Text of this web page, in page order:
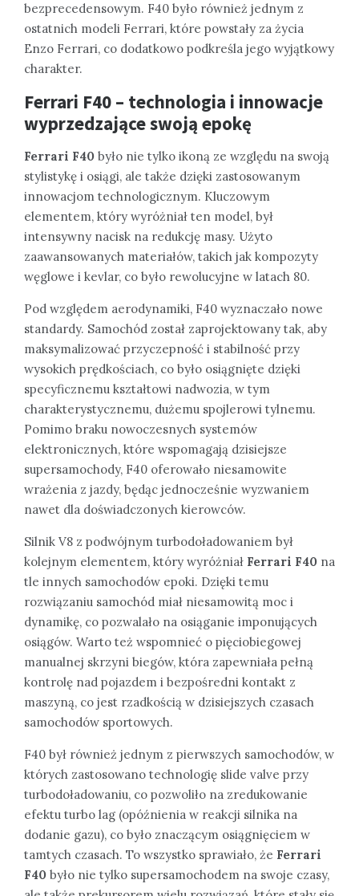
bezprecedensowym. F40 było również jednym z
ostatnich modeli Ferrari, które powstały za życia
Enzo Ferrari, co dodatkowo podkreśla jego wyjątkowy
charakter.
Ferrari F40 – technologia i innowacje
wyprzedzające swoją epokę
Ferrari F40 było nie tylko ikoną ze względu na swoją
stylistykę i osiągi, ale także dzięki zastosowanym
innowacjom technologicznym. Kluczowym
elementem, który wyróżniał ten model, był
intensywny nacisk na redukcję masy. Użyto
zaawansowanych materiałów, takich jak kompozyty
węglowe i kevlar, co było rewolucyjne w latach 80.
Pod względem aerodynamiki, F40 wyznaczało nowe
standardy. Samochód został zaprojektowany tak, aby
maksymalizować przyczepność i stabilność przy
wysokich prędkościach, co było osiągnięte dzięki
specyficznemu kształtowi nadwozia, w tym
charakterystycznemu, dużemu spojlerowi tylnemu.
Pomimo braku nowoczesnych systemów
elektronicznych, które wspomagają dzisiejsze
supersamochody, F40 oferowało niesamowite
wrażenia z jazdy, będąc jednocześnie wyzwaniem
nawet dla doświadczonych kierowców.
Silnik V8 z podwójnym turbodoładowaniem był
kolejnym elementem, który wyróżniał Ferrari F40 na
tle innych samochodów epoki. Dzięki temu
rozwiązaniu samochód miał niesamowitą moc i
dynamikę, co pozwalało na osiąganie imponujących
osiągów. Warto też wspomnieć o pięciobiegowej
manualnej skrzyni biegów, która zapewniała pełną
kontrolę nad pojazdem i bezpośredni kontakt z
maszyną, co jest rzadkością w dzisiejszych czasach
samochodów sportowych.
F40 był również jednym z pierwszych samochodów, w
których zastosowano technologię slide valve przy
turbodoładowaniu, co pozwoliło na zredukowanie
efektu turbo lag (opóźnienia w reakcji silnika na
dodanie gazu), co było znaczącym osiągnięciem w
tamtych czasach. To wszystko sprawiało, że Ferrari
F40 było nie tylko supersamochodem na swoje czasy,